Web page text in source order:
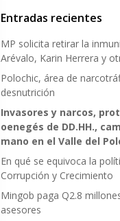
Entradas recientes
MP solicita retirar la
Arévalo, Karin Herrera y
Polochic, área de
desnutrición
Invasores y narcos,
oenegés de DD.HH.,
mano en el Valle del
En qué se equivoca la
Corrupción y Crecimiento
Mingob paga Q2.8
asesores